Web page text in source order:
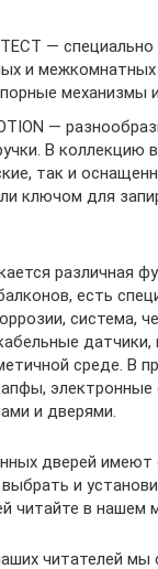
—
и
механизмы
—
В коллекцию
так и
ключом для
различная
есть
система,
датчики,
среде. В
и дверями.
дверей
и
читайте в нашем
читателей мы